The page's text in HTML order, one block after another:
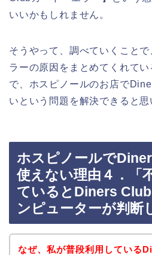
いいかもしれません。
そうやって、調べていくこと
ラーの原因をまとめてくれて
で、ホスピノールのお店で
いという問題を解決できると思
ホスピノールで
使えない理由４．「
ているとDiners
ンピューターが判断
なぜ、私が普段利用している